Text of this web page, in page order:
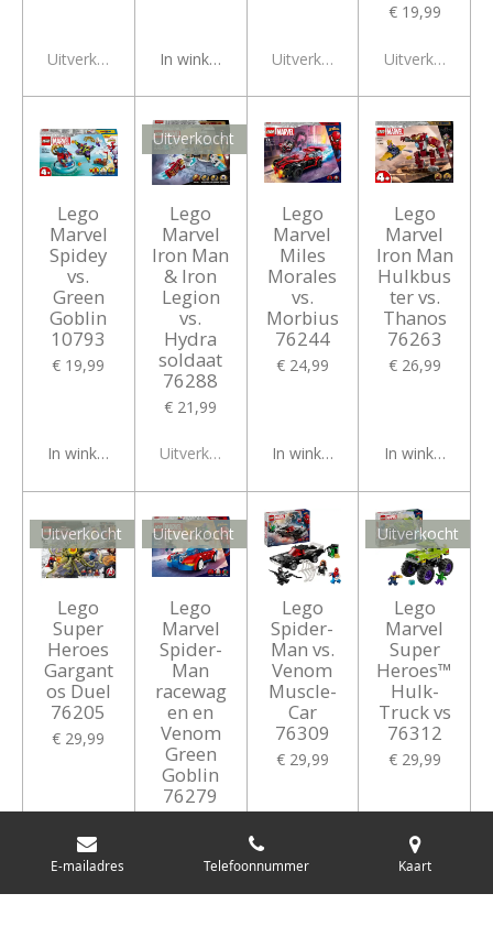
Uitverkocht In winkelwagen Uitverkocht
€ 19,99
Uitverkocht
Lego
Marvel
Spidey
vs.
Green
Goblin
10793
€ 19,99
In winkelwagen
Uitverkocht
Lego
Marvel
Iron Man
& Iron
Legion
vs.
Hydra
soldaat
76288
€ 21,99
Uitverkocht
Lego
Marvel
Miles
Morales
vs.
Morbius
76244
€ 24,99
In winkelwagen
Lego
Marvel
Iron Man
Hulkbus
ter vs.
Thanos
76263
€ 26,99
In winkelwagen
Uitverkocht
Lego
Super
Heroes
Gargant
os Duel
76205
€ 29,99
Uitverkocht
Uitverkocht
Lego
Marvel
Spider-
Man
racewag
en en
Venom
Green
Goblin
76279
Uitverkocht
Lego
Spider-
Man vs.
Venom
Muscle-
Car
76309
€ 29,99
In winkelwagen
Uitverkocht
Lego
Marvel
Super
Heroes™
Hulk-
Truck vs
76312
€ 29,99
Uitverkocht
E-mailadres Telefoonnummer Kaart